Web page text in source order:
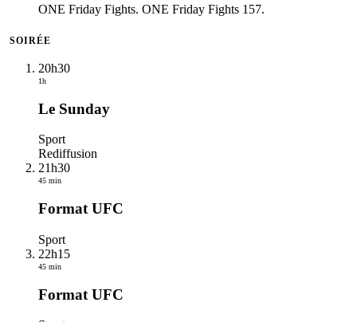
ONE Friday Fights. ONE Friday Fights 157.
SOIRÉE
20h30
1h
Le Sunday
Sport
Rediffusion
21h30
45 min
Format UFC
Sport
22h15
45 min
Format UFC